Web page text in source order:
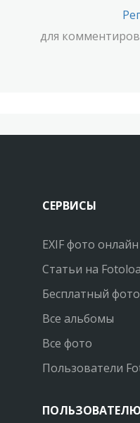
для
СЕРВИСЫ
EXIF фото онлайн
Статьи на
Бесплатный
Все альбомы
Все фото
Пользователи
ПОЛЬЗОВАТЕЛЮ